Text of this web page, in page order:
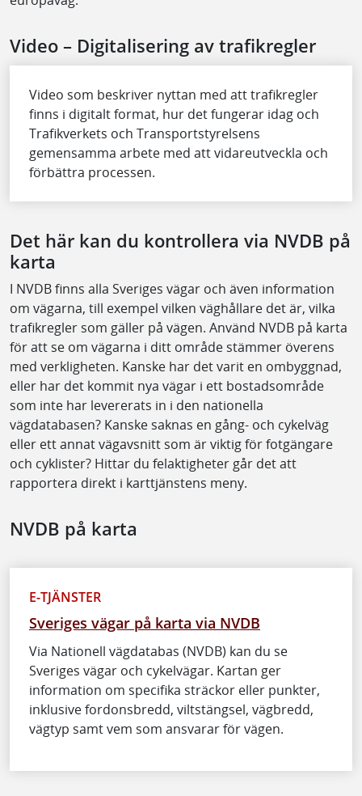
Video – Digitalisering av trafikregler
Video som beskriver nyttan med att trafikregler
finns i digitalt format, hur det fungerar idag och
Trafikverkets och Transportstyrelsens
gemensamma arbete med att vidareutveckla och
förbättra processen.
Det här kan du kontrollera via NVDB på
karta
I NVDB finns alla Sveriges vägar och även information
om vägarna, till exempel vilken väghållare det är, vilka
trafikregler som gäller på vägen. Använd NVDB på karta
för att se om vägarna i ditt område stämmer överens
med verkligheten. Kanske har det varit en ombyggnad,
eller har det kommit nya vägar i ett bostadsområde
som inte har levererats in i den nationella
vägdatabasen? Kanske saknas en gång- och cykelväg
eller ett annat vägavsnitt som är viktig för fotgängare
och cyklister? Hittar du felaktigheter går det att
rapportera direkt i karttjänstens meny.
NVDB på karta
E-TJÄNSTER
Sveriges vägar på karta via NVDB
Via Nationell vägdatabas (NVDB) kan du se
Sveriges vägar och cykelvägar. Kartan ger
information om specifika sträckor eller punkter,
inklusive fordonsbredd, viltstängsel, vägbredd,
vägtyp samt vem som ansvarar för vägen.